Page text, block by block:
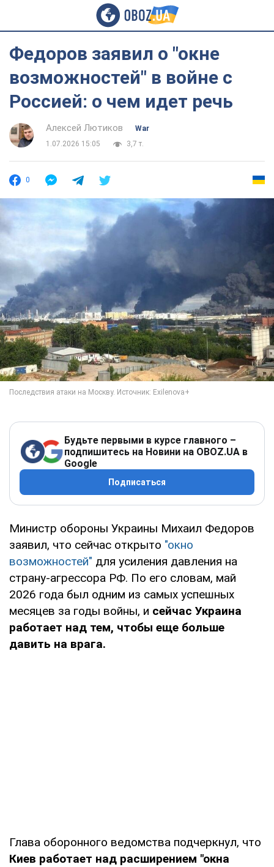
Федоров заявил о "окне
возможностей" в войне с
Россией: о чем идет речь
Алексей Лютиков
War
1.07.2026 15:05
3,7 т.
0
Будьте первыми в курсе главного –
подпишитесь на Новини на OBOZ.UA в
Google
Подписаться
Министр обороны Украины Михаил Федоров
заявил, что сейчас открыто "окно
возможностей" для усиления давления на
страну-агрессора РФ. По его словам, май
2026 года был одним из самых успешных
месяцев за годы войны, и сейчас Украина
работает над тем, чтобы еще больше
давить на врага.
Глава оборонного ведомства подчеркнул, что
Киев работает над расширением "окна